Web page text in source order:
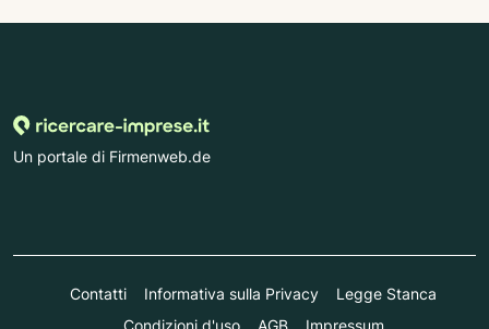
Un portale di Firmenweb.de
Contatti Informativa sulla Privacy
Legge Stanca